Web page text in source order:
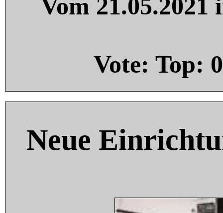
Vom
Vote: Top: 0
Neue